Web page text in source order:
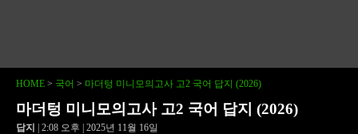
HOME > 국어 > 마더텅 미니모의고사 고2 국어 답지 (2026)
마더텅 미니모의고사 고2 국어 답지 (2026)
답지 | 2:08 오후 | 2025년 11월 16일